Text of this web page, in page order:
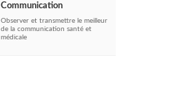
Communication
Observer et transmettre le meilleur
de la communication santé et
médicale